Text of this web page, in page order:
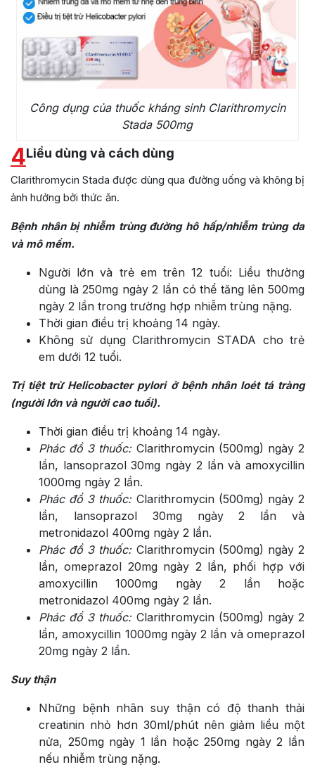
Công dụng của thuốc kháng sinh Clarithromycin
Stada 500mg
4Liều dùng và cách dùng
Clarithromycin Stada được dùng qua đường uống và không bị
ảnh hưởng bởi thức ăn.
Bệnh nhân bị nhiễm trùng đường hô hấp/nhiễm trùng da
và mô mềm.
Người lớn và trẻ em trên 12 tuổi: Liều thường
dùng là 250mg ngày 2 lần có thể tăng lên 500mg
ngày 2 lần trong trường hợp nhiễm trùng nặng.
Thời gian điều trị khoảng 14 ngày.
Không sử dụng Clarithromycin STADA cho trẻ
em dưới 12 tuổi.
Trị tiệt trừ Helicobacter pylori ở bệnh nhân loét tá tràng
(người lớn và người cao tuổi).
Thời gian điều trị khoảng 14 ngày.
Phác đồ 3 thuốc:Clarithromycin (500mg) ngày 2
lần, lansoprazol 30mg ngày 2 lần và amoxycillin
1000mg ngày 2 lần.
Phác đồ 3 thuốc:Clarithromycin (500mg) ngày 2
lần, lansoprazol 30mg ngày 2 lần và
metronidazol 400mg ngày 2 lần.
Phác đồ 3 thuốc:Clarithromycin (500mg) ngày 2
lần, omeprazol 20mg ngày 2 lần, phối hợp với
amoxycillin 1000mg ngày 2 lần hoặc
metronidazol 400mg ngày 2 lần.
Phác đồ 3 thuốc:Clarithromycin (500mg) ngày 2
lần, amoxycillin 1000mg ngày 2 lần và omeprazol
20mg ngày 2 lần.
Suy thận
Những bệnh nhân suy thận có độ thanh thải
creatinin nhỏ hơn 30ml/phút nên giảm liều một
nửa, 250mg ngày 1 lần hoặc 250mg ngày 2 lần
nếu nhiễm trùng nặng.